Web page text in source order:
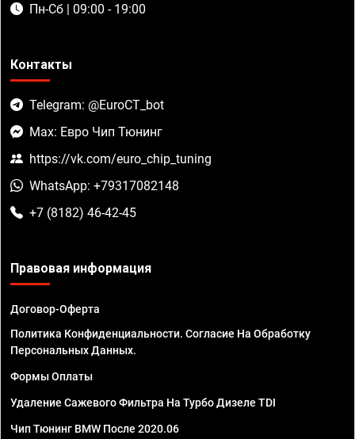
Пн-Сб | 09:00 - 19:00
Контакты
Telegram: @EuroCT_bot
Max: Евро Чип Тюнинг
https://vk.com/euro_chip_tuning
WhatsApp: +79317082148
+7 (8182) 46-42-45
Правовая информация
Договор-Оферта
Политика Конфиденциальности. Согласие На Обработку
Персональных Данных.
Формы Оплаты
Удаление Сажевого Фильтра На Турбо Дизеле TDI
Чип Тюнинг BMW После 2020.06